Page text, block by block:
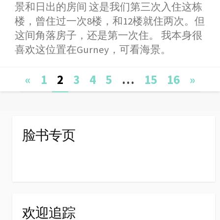
b
o
k
e
n
g
e
r
s
A
p
p
t
e
r
W
e
i
o
e
景和日出的房间 这是我们第三次入住这栋
楼，曾住过一次8楼，和12楼就住两次。但
这间角落房子，还是第一次住。 我本身很
喜欢这位置在Gurney，可看海景。
Posts
« 1 2 3 4 5 … 15 16 »
脸书专页
欢迎追踪